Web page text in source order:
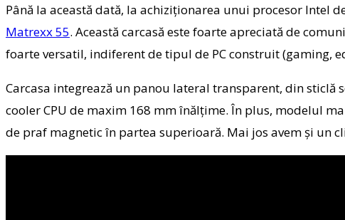
Până la această dată, la achiziționarea unui procesor Intel
Matrexx 55. Această carcasă este foarte apreciată de
foarte versatil, indiferent de tipul de PC construit (gaming,
Carcasa integrează un panou lateral transparent, din
cooler CPU de maxim 168 mm înălțime. În plus, modelul
de praf magnetic în partea superioară. Mai jos avem și un